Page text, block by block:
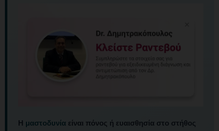
Η μαστοδυνία είναι πόνος ή ευαισθησία στο στήθος